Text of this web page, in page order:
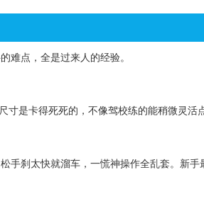
难点，全是过来人的经验。
是卡得死死的，不像驾校练的能稍微灵活
刹太快就溜车，一慌神操作全乱套。新手